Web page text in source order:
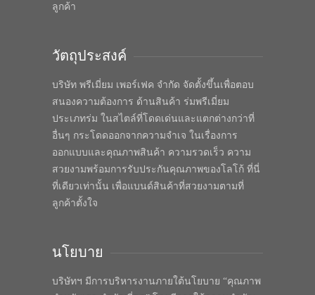
ลูกค้า
วัตถุประสงค์
บริษัท พรีเมี่ยม เพอร์เฟค จำกัด จัดตั้งขึ้นเพื่อตอบ
สนองความต้องการ ด้านสินค้า ร่มพรีเมี่ยม
ประเภทร่ม ในสไตล์ที่โดดเด่นและแตกต่างกว่าที่
อื่นๆ กระโดดออกจากความจำเจ ในเรื่องการ
ออกแบบและคุณภาพสินค้า ความรวดเร็ว ความ
สวยงามพร้อมการรับประกันคุณภาพของโลโก้ ที่นี่
ที่เดียวเท่านั้น เพื่อแบนด์สินค้าที่สวยงามตามที่
ลูกค้าตั้งใจ
นโยบาย
บริษัทฯ มีการบริหารงานภายใต้นโยบาย “คุณภาพ